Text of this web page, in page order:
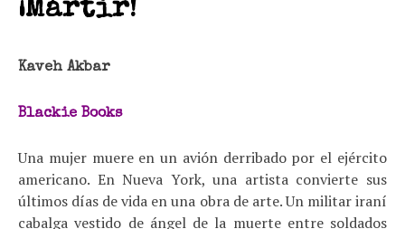
¡Mártir!
Kaveh Akbar
Blackie Books
Una mujer muere en un avión derribado por el ejército
americano. En Nueva York, una artista convierte sus
últimos días de vida en una obra de arte. Un militar iraní
cabalga vestido de ángel de la muerte entre soldados